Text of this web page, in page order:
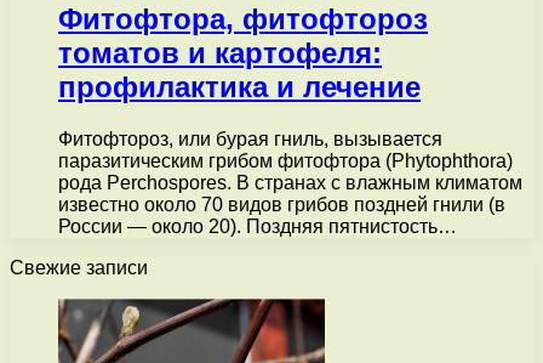
Фитофтора, фитофтороз
томатов и картофеля:
профилактика и лечение
Фитофтороз, или бурая гниль, вызывается
паразитическим грибом фитофтора (Phytophthora)
рода Perchospores. В странах с влажным климатом
известно около 70 видов грибов поздней гнили (в
России — около 20). Поздняя пятнистость…
Свежие записи